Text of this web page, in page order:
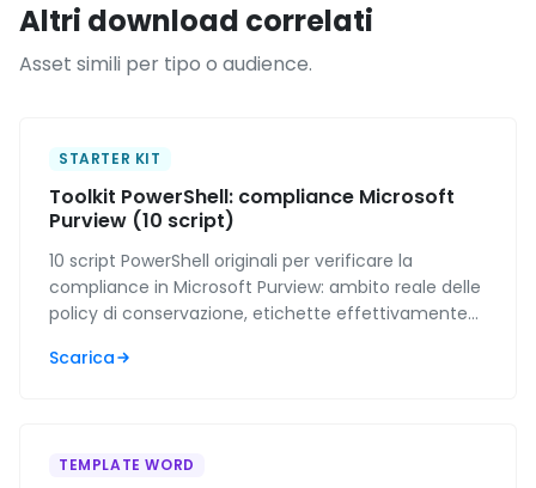
Altri download correlati
Asset simili per tipo o audience.
STARTER KIT
Toolkit PowerShell: compliance Microsoft
Purview (10 script)
10 script PowerShell originali per verificare la
compliance in Microsoft Purview: ambito reale delle
policy di conservazione, etichette effettivamente
stato del log di controllo. Per IT admin e MSP.
Scarica
TEMPLATE WORD